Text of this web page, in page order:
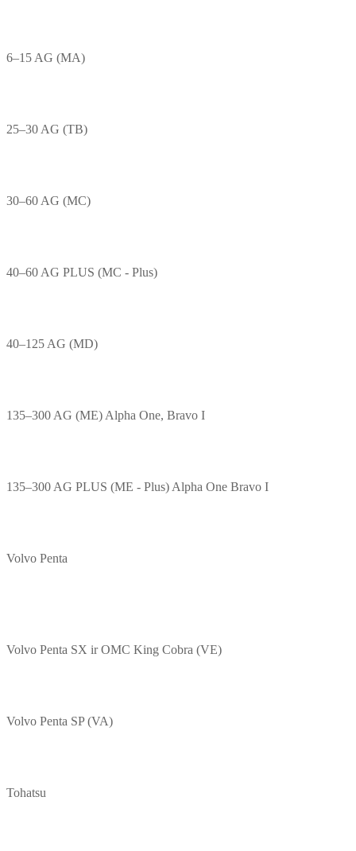
6–15 AG (MA)
25–30 AG (TB)
30–60 AG (MC)
40–60 AG PLUS (MC - Plus)
40–125 AG (MD)
135–300 AG (ME) Alpha One, Bravo I
135–300 AG PLUS (ME - Plus) Alpha One Bravo I
Volvo Penta
Volvo Penta SX ir OMC King Cobra (VE)
Volvo Penta SP (VA)
Tohatsu